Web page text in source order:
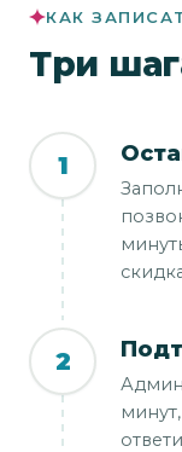
КАК
Три
1
2